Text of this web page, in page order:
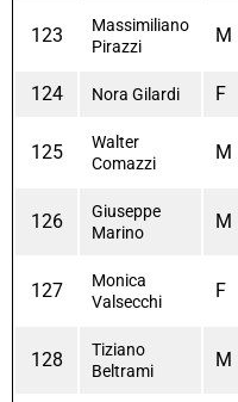
123
Massimiliano
Pirazzi
M
124 Nora Gilardi F
125
Walter
Comazzi
M
126
Giuseppe
Marino
M
127
Monica
Valsecchi
F
128
Tiziano
Beltrami
M